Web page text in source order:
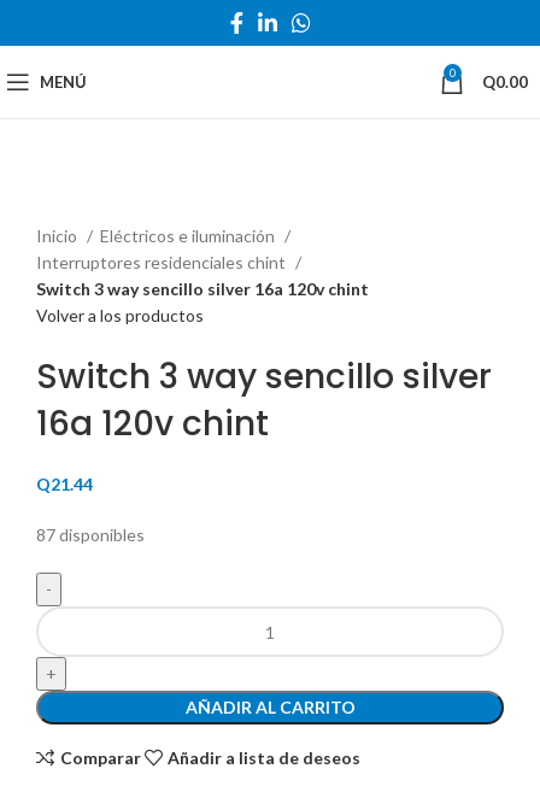
MENÚ 0 Q0.00
Inicio
Eléctricos e iluminación
Interruptores residenciales chint
Switch 3 way sencillo silver 16a 120v chint
Volver a los productos
Switch 3 way sencillo silver
16a 120v chint
Q21.44
87 disponibles
AÑADIR AL CARRITO
Comparar Añadir a lista de deseos